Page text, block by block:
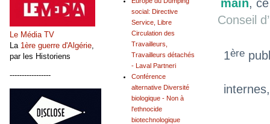
main,
Conseil
1ère
social: Directive
Service, Libre
Circulation des
Travailleurs,
Travailleurs détachés
- Laval Partneri
Conférence
alternative Diversité
biologique - Non à
l'ethnocide
biotechnologique
Le Média TV
La 1ère guerre d'Algérie
par les Historiens
-----------------